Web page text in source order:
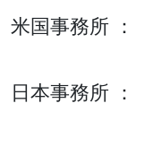
米国事務所 ：
日本事務所 ：